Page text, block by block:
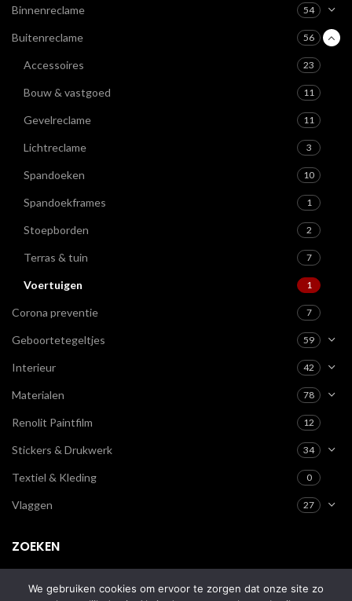
Binnenreclame 54
Buitenreclame 56
Accessoires 23
Bouw & vastgoed 11
Gevelreclame 11
Lichtreclame 3
Spandoeken 10
Spandoekframes 1
Stoepborden 2
Terras & tuin 7
Voertuigen 1
Corona preventie 7
Geboortetegeltjes 59
Interieur 42
Materialen 78
Renolit Paintfilm 12
Stickers & Drukwerk 34
Textiel & Kleding 0
Vlaggen 27
ZOEKEN
We gebruiken cookies om ervoor te zorgen dat onze site zo